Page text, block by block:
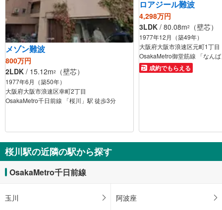
メゾン難波
800万円
2LDK / 15.12m2 （壁芯）
1977年6月（築50年）
大阪府大阪市浪速区幸町2丁目
OsakaMetro千日前線 「桜川」駅 徒歩3分
ロアジール難波
4,298万円
3LDK / 80.08m2 （壁芯）
1977年12月（築49年）
大阪府大阪市浪速区元町1丁目
OsakaMetro御堂筋線 「なん
成約でもらえる
桜川駅の近隣の駅から探す
OsakaMetro千日前線
玉川 阿波座